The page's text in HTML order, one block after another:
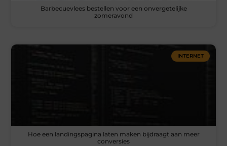
Barbecuevlees bestellen voor een onvergetelijke
zomeravond
INTERNET
Hoe een landingspagina laten maken bijdraagt aan meer
conversies